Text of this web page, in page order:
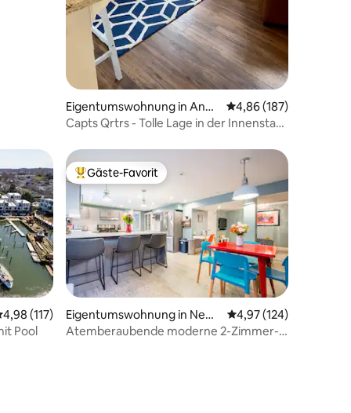
Eigentumswohnung in Anna
polis
Durchschnittliche
4,86 (187)
Capts Qrtrs - Tolle Lage in der Innenstadt
Bewertungen Bewertung: 4,98 von 5, 117 Bewertungen
4,98 (117)
Pool
Beliebter Gäste-Favorit.
Gäste-Favorit
Eigentumswohnung in Newa
rk
Durchschnittliche
4,97 (124)
Atemberaubende moderne 2-Zimmer-